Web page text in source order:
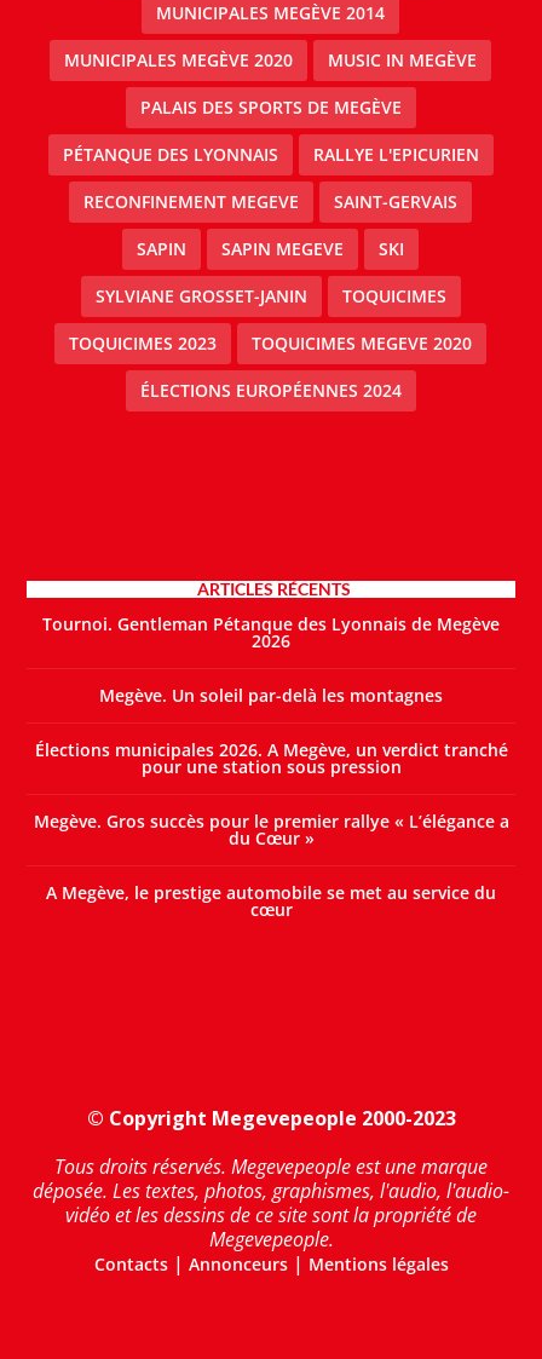
MUNICIPALES MEGÈVE 2014
MUNICIPALES MEGÈVE 2020 MUSIC IN MEGÈVE
PALAIS DES SPORTS DE MEGÈVE
PÉTANQUE DES LYONNAIS RALLYE L'EPICURIEN
RECONFINEMENT MEGEVE SAINT-GERVAIS
SAPIN SAPIN MEGEVE SKI
SYLVIANE GROSSET-JANIN TOQUICIMES
TOQUICIMES 2023 TOQUICIMES MEGEVE 2020
ÉLECTIONS EUROPÉENNES 2024
ARTICLES RÉCENTS
Tournoi. Gentleman Pétanque des Lyonnais de Megève
2026
Megève. Un soleil par-delà les montagnes
Élections municipales 2026. A Megève, un verdict tranché
pour une station sous pression
Megève. Gros succès pour le premier rallye « L’élégance a
du Cœur »
A Megève, le prestige automobile se met au service du
cœur
© Copyright Megevepeople 2000-2023
Tous droits réservés. Megevepeople est une marque
déposée. Les textes, photos, graphismes, l'audio, l'audio-
vidéo et les dessins de ce site sont la propriété de
Megevepeople.
Contacts| Annonceurs| Mentions légales